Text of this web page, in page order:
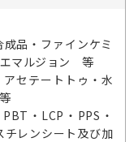
品・ファインケミ
エマルジョン 等
セテートトゥ・水
・LCP・PPS・
チレンシート及び加